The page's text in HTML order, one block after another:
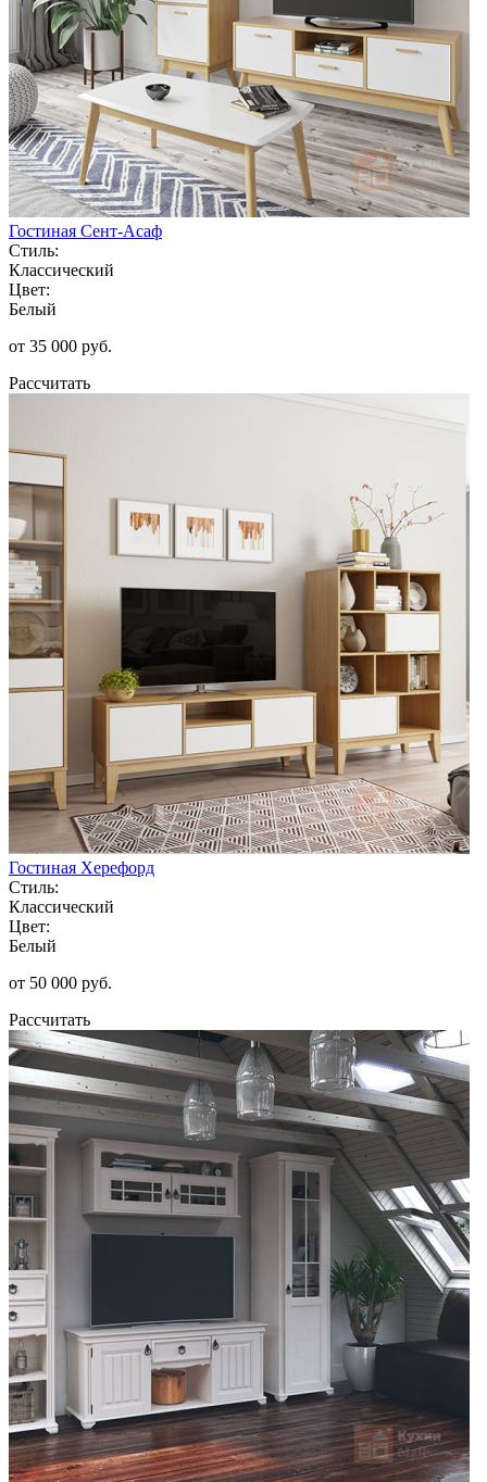
Гостиная Сент-Асаф
Стиль:
Классический
Цвет:
Белый
от 35 000 руб.
Рассчитать
Гостиная Херефорд
Стиль:
Классический
Цвет:
Белый
от 50 000 руб.
Рассчитать